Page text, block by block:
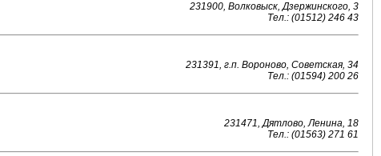
231900, Волковыск, Дзержинского, 3
Тел.: (01512) 246 43
231391, г.п. Вороново, Советская, 34
Тел.: (01594) 200 26
231471, Дятлово, Ленина, 18
Тел.: (01563) 271 61